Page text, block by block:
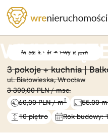
Mieszkanie na wynajem
3 pokoje +kuchnia |
ul. Białowieska, Wrocław
3 300,00 PLN / msc.
60,00 PLN / m²
55.00
10 piętro
Rok budowy: